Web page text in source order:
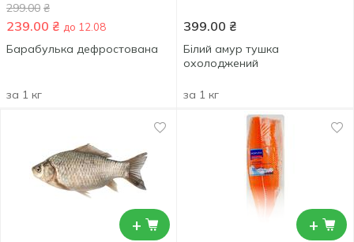
299.00 ₴
239.00 ₴ до 12.08
Барабулька дефростована
за 1 кг
399.00 ₴
Білий амур тушка
охолоджений
за 1 кг
+ +